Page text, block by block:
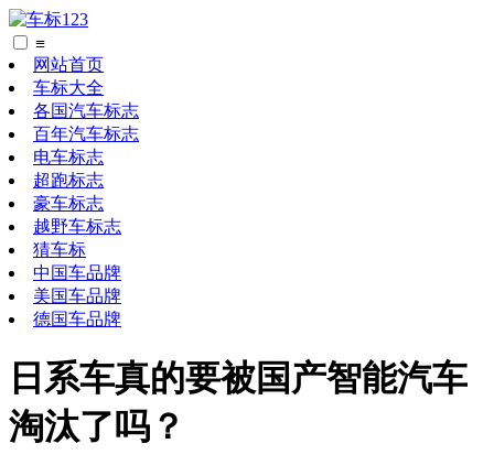
≡
网站首页
车标大全
各国汽车标志
百年汽车标志
电车标志
超跑标志
豪车标志
越野车标志
猜车标
中国车品牌
美国车品牌
德国车品牌
日系车真的要被国产智能汽车
淘汰了吗？